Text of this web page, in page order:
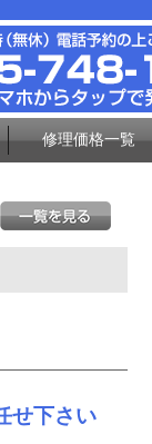
修理価格一覧
せ下さい